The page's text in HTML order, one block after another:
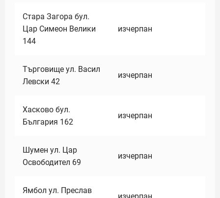
Стара Загора бул.
Цар Симеон Велики
144
изчерпан
Търговище ул. Васил
Левски 42
изчерпан
Хасково бул.
България 162
изчерпан
Шумен ул. Цар
Освободител 69
изчерпан
Ямбол ул. Преслав